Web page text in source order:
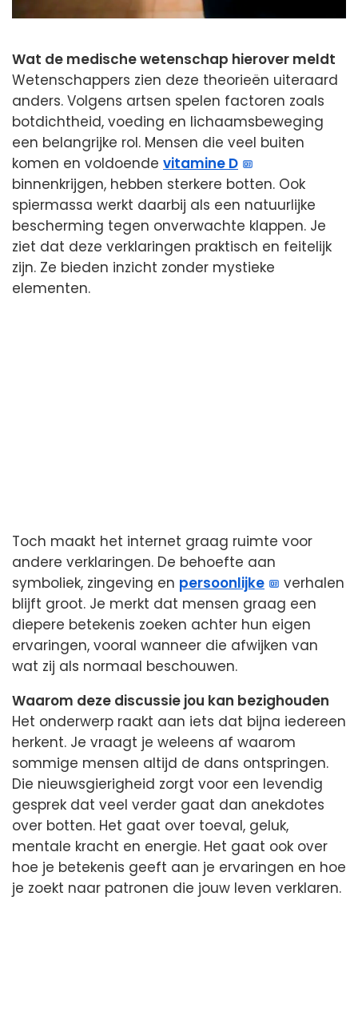
Wat de medische wetenschap hierover meldt
Wetenschappers zien deze theorieën uiteraard
anders. Volgens artsen spelen factoren zoals
botdichtheid, voeding en lichaamsbeweging
een belangrijke rol. Mensen die veel buiten
komen en voldoende vitamine D
binnenkrijgen, hebben sterkere botten. Ook
spiermassa werkt daarbij als een natuurlijke
bescherming tegen onverwachte klappen. Je
ziet dat deze verklaringen praktisch en feitelijk
zijn. Ze bieden inzicht zonder mystieke
elementen.
Toch maakt het internet graag ruimte voor
andere verklaringen. De behoefte aan
symboliek, zingeving en persoonlijke
verhalen
blijft groot. Je merkt dat mensen graag een
diepere betekenis zoeken achter hun eigen
ervaringen, vooral wanneer die afwijken van
wat zij als normaal beschouwen.
Waarom deze discussie jou kan bezighouden
Het onderwerp raakt aan iets dat bijna iedereen
herkent. Je vraagt je weleens af waarom
sommige mensen altijd de dans ontspringen.
Die nieuwsgierigheid zorgt voor een levendig
gesprek dat veel verder gaat dan anekdotes
over botten. Het gaat over toeval, geluk,
mentale kracht en energie. Het gaat ook over
hoe je betekenis geeft aan je ervaringen en hoe
je zoekt naar patronen die jouw leven verklaren.